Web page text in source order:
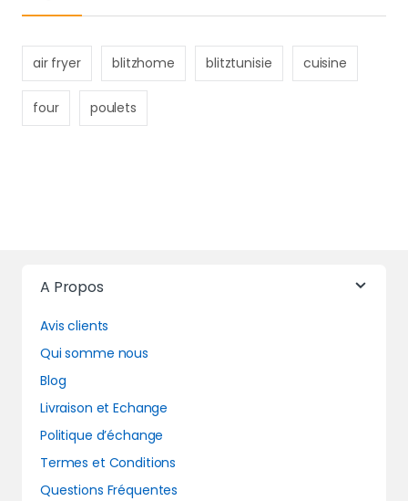
air fryer blitzhome blitztunisie cuisine
four poulets
A Propos
Avis clients
Qui somme nous
Blog
Livraison et Echange
Politique d’échange
Termes et Conditions
Questions Fréquentes